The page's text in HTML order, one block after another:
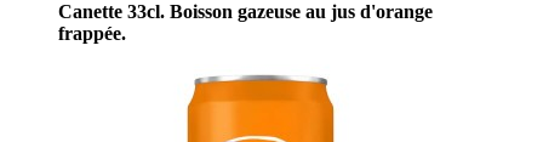
Canette 33cl. Boisson gazeuse au jus d'orange
frappée.